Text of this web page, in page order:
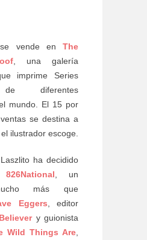
vende en
The
, una galería
imprime Series
diferentes
mundo. El 15 por
se destina a
ilustrador escoge.
ha decidido
826National, un
más que
Eggers, editor
Believery guionista
Wild Things Are,